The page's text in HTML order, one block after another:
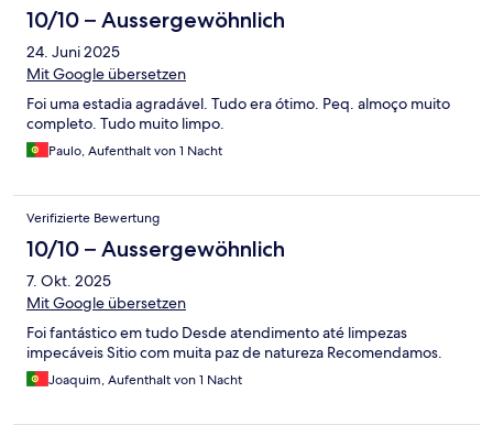
10/10 – Aussergewöhnlich
24. Juni 2025
Mit Google übersetzen
Foi uma estadia agradável. Tudo era ótimo. Peq. almoço muito
completo. Tudo muito limpo.
Paulo, Aufenthalt von 1 Nacht
Verifizierte Bewertung
10/10 – Aussergewöhnlich
7. Okt. 2025
Mit Google übersetzen
Foi fantástico em tudo Desde atendimento até limpezas
impecáveis Sitio com muita paz de natureza Recomendamos.
Joaquim, Aufenthalt von 1 Nacht